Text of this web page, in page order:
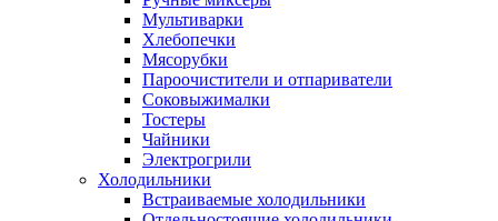
Мультиварки
Хлебопечки
Мясорубки
Пароочистители и отпариватели
Соковыжималки
Тостеры
Чайники
Электрогрили
Холодильники
Встраиваемые холодильники